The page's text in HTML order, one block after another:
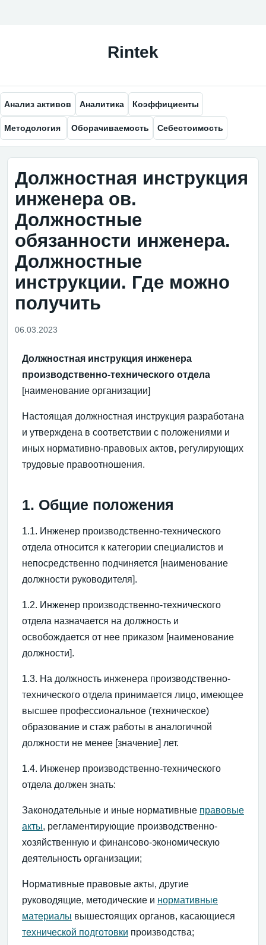
Анализ активов Аналитика Коэффициенты
Методология Оборачиваемость Себестоимость
Должностная инструкция
инженера ов.
Должностные
обязанности инженера.
Должностные
инструкции. Где можно
получить
06.03.2023
Должностная инструкция инженера
производственно-технического отдела
[наименование организации]
Настоящая должностная инструкция разработана
и утверждена в соответствии с положениями и
иных нормативно-правовых актов, регулирующих
трудовые правоотношения.
1. Общие положения
1.1. Инженер производственно-технического
отдела относится к категории специалистов и
непосредственно подчиняется [наименование
должности руководителя].
1.2. Инженер производственно-технического
отдела назначается на должность и
освобождается от нее приказом [наименование
должности].
1.3. На должность инженера производственно-
технического отдела принимается лицо, имеющее
высшее профессиональное (техническое)
образование и стаж работы в аналогичной
должности не менее [значение] лет.
1.4. Инженер производственно-технического
отдела должен знать:
Законодательные и иные нормативные правовые
акты, регламентирующие производственно-
хозяйственную и финансово-экономическую
деятельность организации;
Нормативные правовые акты, другие
руководящие, методические и нормативные
материалы вышестоящих органов, касающиеся
технической подготовки производства;